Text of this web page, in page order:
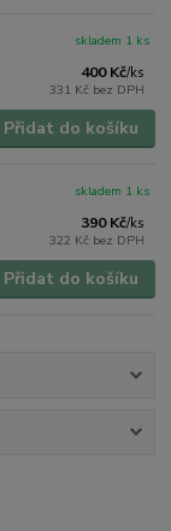
400 Kč/ks
331 Kč bez DPH
skladem 1 ks
Přidat do košíku
390 Kč/ks
322 Kč bez DPH
skladem 1 ks
Přidat do košíku